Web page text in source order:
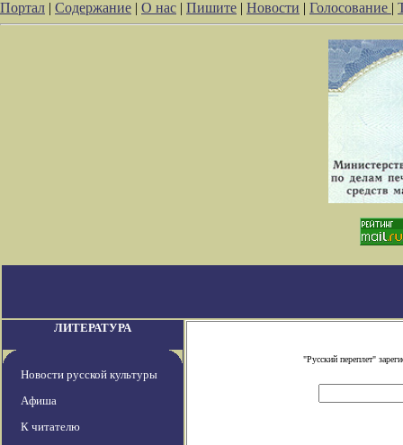
Портал | Содержание | О нас | Пишите | Новости | Голосование |
ЛИТЕРАТУРА
Новости русской культуры
Афиша
К читателю
"Русский переплет"